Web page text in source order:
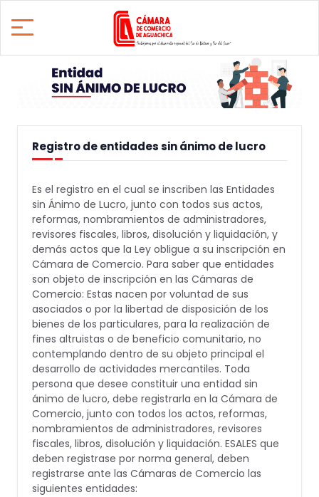
Registro de entidades sin ánimo de lucro
Es el registro en el cual se inscriben las Entidades
sin Ánimo de Lucro, junto con todos sus actos,
reformas, nombramientos de administradores,
revisores fiscales, libros, disolución y liquidación, y
demás actos que la Ley obligue a su inscripción en
Cámara de Comercio. Para saber que entidades
son objeto de inscripción en las Cámaras de
Comercio: Estas nacen por voluntad de sus
asociados o por la libertad de disposición de los
bienes de los particulares, para la realización de
fines altruistas o de beneficio comunitario, no
contemplando dentro de su objeto principal el
desarrollo de actividades mercantiles. Toda
persona que desee constituir una entidad sin
ánimo de lucro, debe registrarla en la Cámara de
Comercio, junto con todos los actos, reformas,
nombramientos de administradores, revisores
fiscales, libros, disolución y liquidación. ESALES que
deben registrase por norma general, deben
registrarse ante las Cámaras de Comercio las
siguientes entidades: